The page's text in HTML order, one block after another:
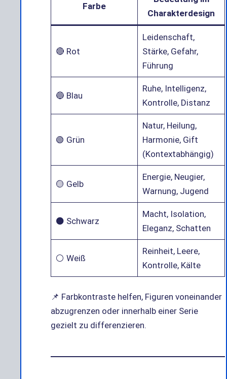
Farbe
Charakterdesign
🔴 Rot
Leidenschaft,
Stärke, Gefahr,
Führung
🔵 Blau
Ruhe, Intelligenz,
Kontrolle, Distanz
🟢 Grün
Natur, Heilung,
Harmonie, Gift
(Kontextabhängig)
🟡 Gelb
Energie, Neugier,
Warnung, Jugend
⚫ Schwarz
Macht, Isolation,
Eleganz, Schatten
⚪ Weiß
Reinheit, Leere,
Kontrolle, Kälte
📌 Farbkontraste helfen, Figuren voneinander
abzugrenzen oder innerhalb einer Serie
gezielt zu differenzieren.